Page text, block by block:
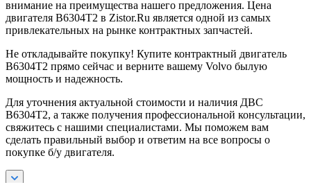
внимание на преимущества нашего предложения. Цена
двигателя B6304T2 в Zistor.Ru является одной из самых
привлекательных на рынке контрактных запчастей.
Не откладывайте покупку! Купите контрактный двигатель
B6304T2 прямо сейчас и верните вашему Volvo былую
мощность и надежность.
Для уточнения актуальной стоимости и наличия ДВС
B6304T2, а также получения профессиональной консультации,
свяжитесь с нашими специалистами. Мы поможем вам
сделать правильный выбор и ответим на все вопросы о
покупке б/у двигателя.